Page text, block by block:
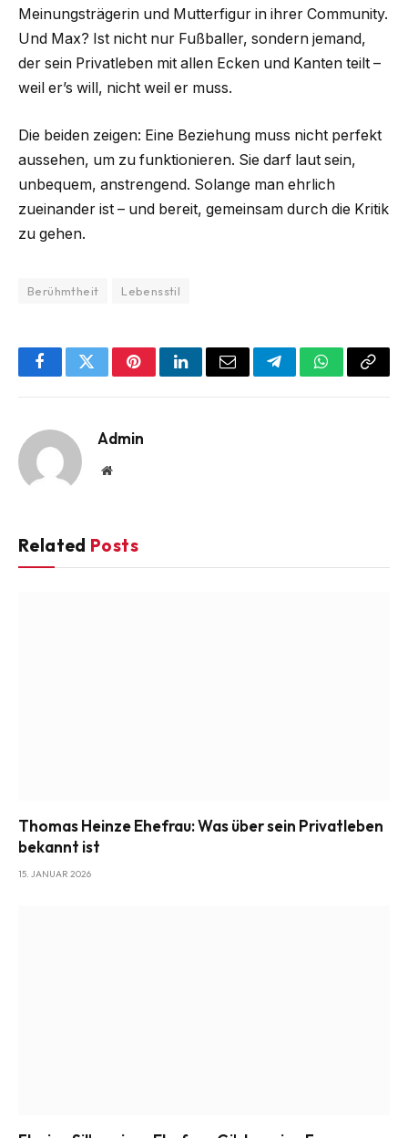
Meinungsträgerin und Mutterfigur in ihrer Community.
Und Max? Ist nicht nur Fußballer, sondern jemand,
der sein Privatleben mit allen Ecken und Kanten teilt –
weil er’s will, nicht weil er muss.
Die beiden zeigen: Eine Beziehung muss nicht perfekt
aussehen, um zu funktionieren. Sie darf laut sein,
unbequem, anstrengend. Solange man ehrlich
zueinander ist – und bereit, gemeinsam durch die Kritik
zu gehen.
Berühmtheit Lebensstil
FacebookTwitterPinterestLinkedInEmail TelegramWhatsApp
Copy
Admin
Website
Related Posts
Thomas Heinze Ehefrau: Was über sein Privatleben
bekannt ist
15. JANUAR 2026